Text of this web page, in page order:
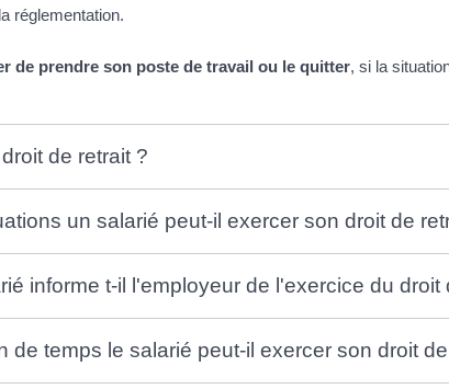
réglementation.
de prendre son poste de travail ou le quitter, si la
de retrait ?
un salarié peut-il exercer son droit de
informe t-il l'employeur de l'exercice du droit
de temps le salarié peut-il exercer son droit